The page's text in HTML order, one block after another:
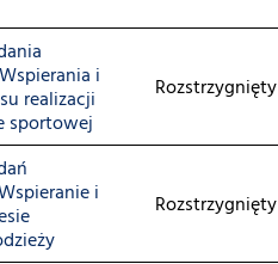
i
realizacji
sportowej
Rozstrzygnięty
i Rozstrzygnięty